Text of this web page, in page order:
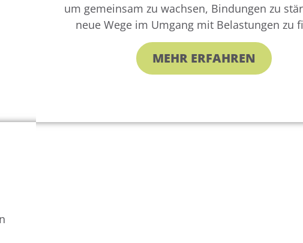
um gemeinsam zu wachsen, Bindungen zu
neue Wege im Umgang mit Belastungen zu
MEHR ERFAHREN